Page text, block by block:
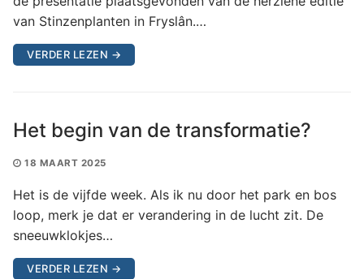
van Stinzenplanten in Fryslân.…
VERDER LEZEN →
Het begin van de transformatie?
18 MAART 2025
Het is de vijfde week. Als ik nu door het park en bos
loop, merk je dat er verandering in de lucht zit. De
sneeuwklokjes…
VERDER LEZEN →